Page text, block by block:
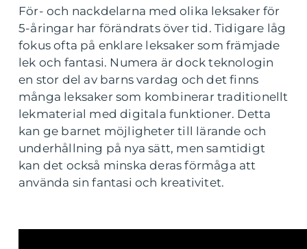
För- och nackdelarna med olika leksaker för
5-åringar har förändrats över tid. Tidigare låg
fokus ofta på enklare leksaker som främjade
lek och fantasi. Numera är dock teknologin
en stor del av barns vardag och det finns
många leksaker som kombinerar traditionellt
lekmaterial med digitala funktioner. Detta
kan ge barnet möjligheter till lärande och
underhållning på nya sätt, men samtidigt
kan det också minska deras förmåga att
använda sin fantasi och kreativitet.